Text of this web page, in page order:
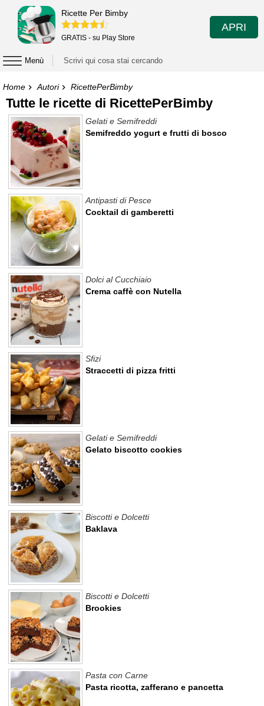
Ricette Per Bimby
GRATIS - su Play Store
APRI
Menù
Home Autori RicettePerBimby
Tutte le ricette di RicettePerBimby
Semifreddo yogurt e frutti di bosco
Gelati e Semifreddi
Cocktail di gamberetti
Antipasti di Pesce
Crema caffè con Nutella
Dolci al Cucchiaio
Straccetti di pizza fritti
Sfizi
Gelato biscotto cookies
Gelati e Semifreddi
Baklava
Biscotti e Dolcetti
Brookies
Biscotti e Dolcetti
Pasta ricotta, zafferano e pancetta
Pasta con Carne